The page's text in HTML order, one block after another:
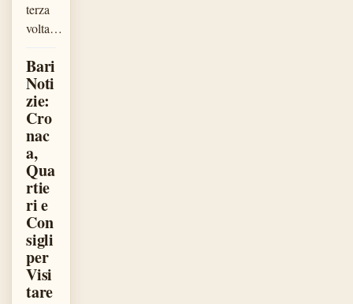
terza
volta…
Bari
Noti
zie:
Cro
nac
a,
Qua
rtie
ri e
Con
sigli
per
Visi
tare